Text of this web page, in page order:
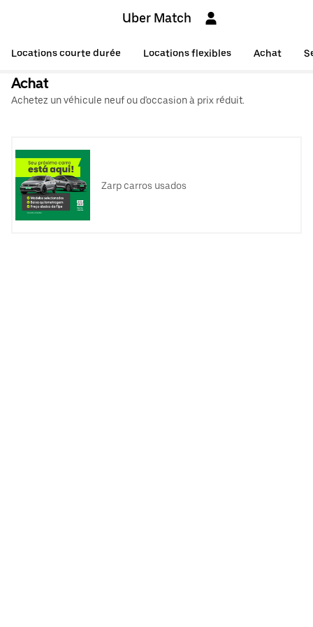
Uber Match
Locations courte durée Locations flexibles Achat
Achat
Achetez un véhicule neuf ou d'occasion à prix réduit.
Zarp carros usados